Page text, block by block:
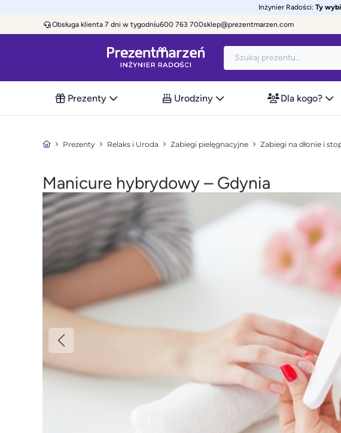
Inżynier Radości: Ty
Obsługa klienta 7 dni w tygodniu600 763 700sklep@prezentmarzen.com
Prezenty Urodziny Dla kogo?
Prezenty Relaks i Uroda Zabiegi pielęgnacyjne Zabiegi na dłonie i
Manicure hybrydowy – Gdynia